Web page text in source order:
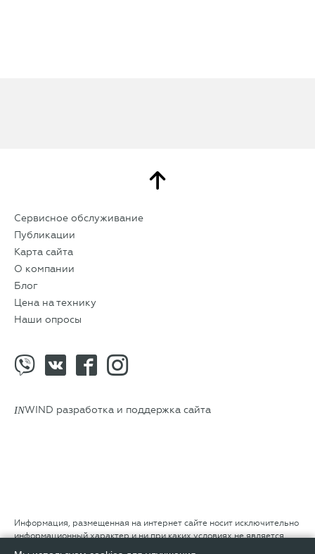
Сервисное обслуживание
Публикации
Карта сайта
О компании
Блог
Цена на технику
Наши опросы
INWIND разработка и поддержка сайта
Информация, размещенная на интернет сайте носит исключительно
информационный характер и ни при каких условиях не является